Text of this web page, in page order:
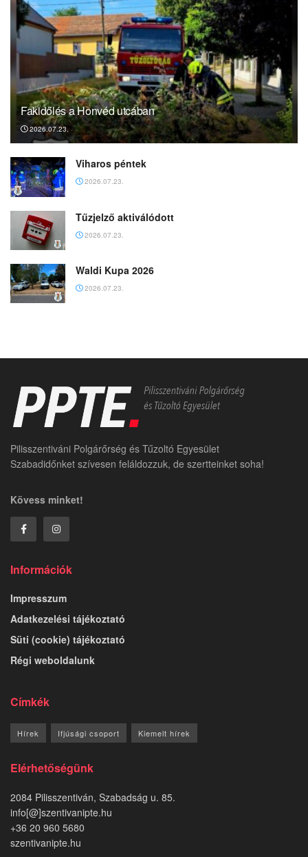
Fakidőlés a Honvéd utcában
2026.07.23.
Viharos péntek
2026.07.23.
Tűzjelző aktiválódott
2026.07.23.
Waldi Kupa 2026
2026.07.23.
Pilisszentiváni Polgárőrség és Tűzoltó Egyesület
Szabadidőnket szívesen feláldozzuk, de szertteinket soha!
Kövess minket!
Információk
Impresszum
Adatkezelési tájékoztató
Süti (cookie) tájékoztató
Régi weboldalunk
Címkék
Hírek Ifjúsági csoport Kiemelt hírek
Elérhetőségünk
2084 Pilisszentiván, Szabadság u. 85.
info[@]szentivanipte.hu
+36 20 960 5680
szentivanipte.hu